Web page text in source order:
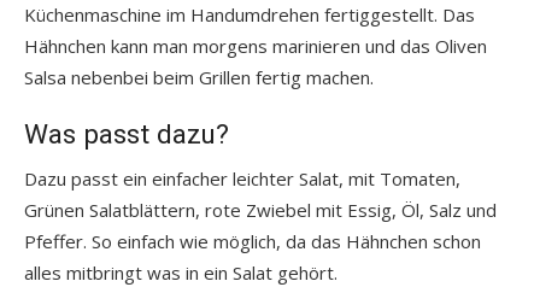
Küchenmaschine im Handumdrehen fertiggestellt. Das
Hähnchen kann man morgens marinieren und das Oliven
Salsa nebenbei beim Grillen fertig machen.
Was passt dazu?
Dazu passt ein einfacher leichter Salat, mit Tomaten,
Grünen Salatblättern, rote Zwiebel mit Essig, Öl, Salz und
Pfeffer. So einfach wie möglich, da das Hähnchen schon
alles mitbringt was in ein Salat gehört.